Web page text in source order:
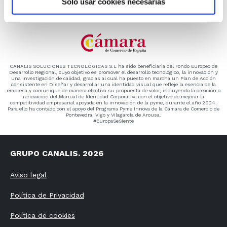
CANALIS SOLUCIONES TECNOLÓGICAS S.L ha sido beneficiaria del Fondo Europeo de
Desarrollo Regional, cuyo objetivo es promover el desarrollo tecnológico, la innovación y
una investigación de calidad, gracias al cual ha puesto en marcha un Plan de Acción
consistente en Diseñar y desarrollar una identidad visual que refleje la esencia de la
empresa y comunique de manera efectiva su propuesta de valor, incluyendo la creación o
renovación del Manual de Identidad Corporativa con el objetivo de mejorar la
competitividad empresarial apoyada en la innovación de la pyme, durante el año 2024.
Para ello ha contado con el apoyo del Programa Pyme Innova de la Cámara de Comercio de
Pontevedra, Vigo y Vilagarcía de Arousa.
#EuropaSeSiente
GRUPO CANALIS. 2026
Aviso legal
Política de Privacidad
Política de cookies